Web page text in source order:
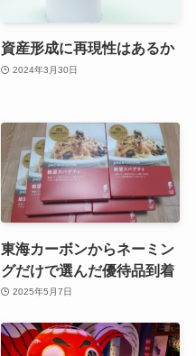
資産形成に再現性はあるか
2024年3月30日
東海カーボンからネーミン
グだけで選んだ優待品到着
2025年5月7日